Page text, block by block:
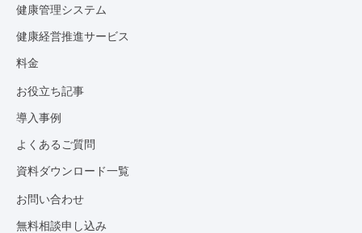
健康管理システム
健康経営推進サービス
料金
お役立ち記事
導入事例
よくあるご質問
資料ダウンロード一覧
お問い合わせ
無料相談申し込み